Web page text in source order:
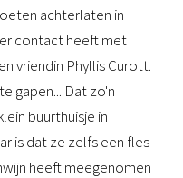
achterlaten in
contact heeft met
vriendin Phyllis Curott.
gapen... Dat zo'n
buurthuisje in
is dat ze zelfs een fles
heeft meegenomen